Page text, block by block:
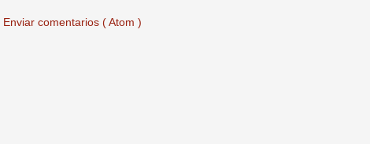
Enviar comentarios ( Atom )